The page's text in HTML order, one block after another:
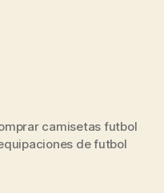
camisetas futbol
de futbol